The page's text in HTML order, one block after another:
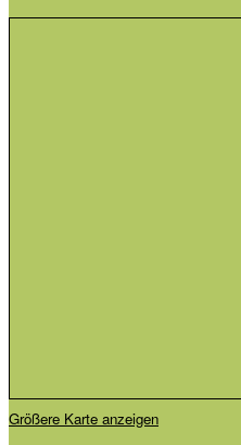
Größere Karte anzeigen